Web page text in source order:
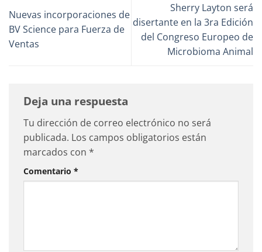
Nuevas incorporaciones de
BV Science para Fuerza de
Ventas
Sherry Layton será
disertante en la 3ra Edición
del Congreso Europeo de
Microbioma Animal
Deja una respuesta
Tu dirección de correo electrónico no será
publicada. Los campos obligatorios están
marcados con *
Comentario *